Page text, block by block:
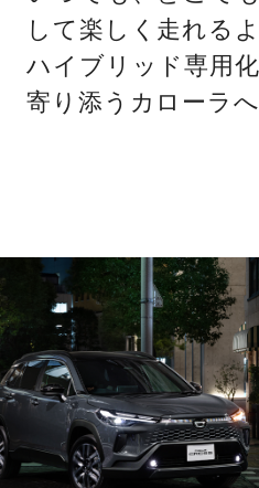
して楽しく走れるよ
ハイブリッド専用
寄り添うカローラへ